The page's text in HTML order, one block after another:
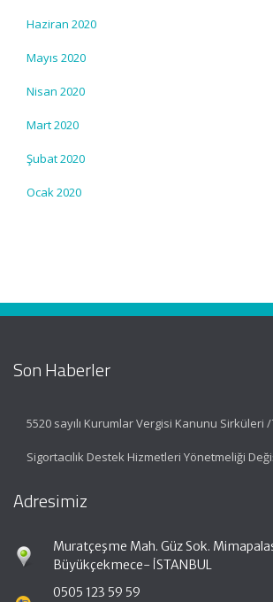
Haziran 2020
Mayıs 2020
Nisan 2020
Mart 2020
Şubat 2020
Ocak 2020
Son Haberler
5520 sayılı Kurumlar Vergisi Kanunu Sirküleri /
Sigortacılık Destek Hizmetleri Yönetmeliği
Adresimiz
Muratçeşme Mah. Güz Sok.
Büyükçekmece- İSTANBUL
0505 123 59 59